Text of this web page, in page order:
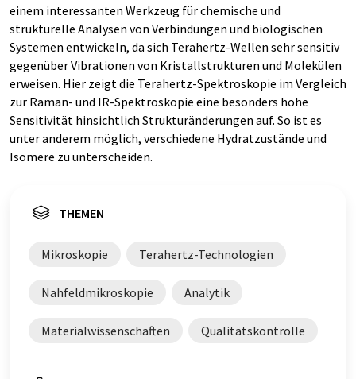
einem interessanten Werkzeug für chemische und
strukturelle Analysen von Verbindungen und biologischen
Systemen entwickeln, da sich Terahertz-Wellen sehr sensitiv
gegenüber Vibrationen von Kristallstrukturen und Molekülen
erweisen. Hier zeigt die Terahertz-Spektroskopie im Vergleich
zur Raman- und IR-Spektroskopie eine besonders hohe
Sensitivität hinsichtlich Strukturänderungen auf. So ist es
unter anderem möglich, verschiedene Hydratzustände und
Isomere zu unterscheiden.
THEMEN
Mikroskopie Terahertz-Technologien
Nahfeldmikroskopie Analytik
Materialwissenschaften Qualitätskontrolle